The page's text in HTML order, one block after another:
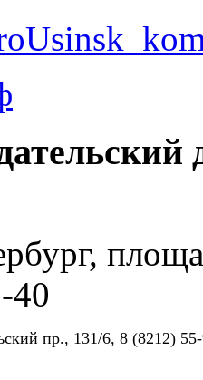
40
пр., 131/6, 8 (8212)